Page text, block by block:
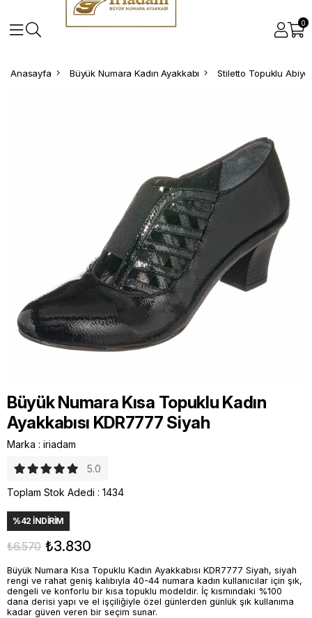
0
Anasayfa Büyük Numara Kadın Ayakkabı Stiletto Topuklu Abiye
Büyük Numara Kısa Topuklu Kadın
Ayakkabısı KDR7777 Siyah
Marka : iriadam
5.0
Toplam Stok Adedi : 1434
%42 İNDIRIM
₺6.570 ₺3.830
Büyük Numara Kısa Topuklu Kadın Ayakkabısı KDR7777 Siyah, siyah
rengi ve rahat geniş kalıbıyla 40-44 numara kadın kullanıcılar için şık,
dengeli ve konforlu bir kısa topuklu modeldir. İç kısmındaki %100
dana derisi yapı ve el işçiliğiyle özel günlerden günlük şık kullanıma
kadar güven veren bir seçim sunar.